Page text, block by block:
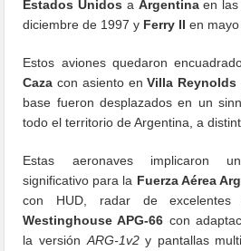
Estados Unidos a Argentinaen las
diciembre de 1997 y Ferry II en mayo
Estos aviones quedaron
Caza con asiento enVilla Reynolds
base fueron desplazados en un
todo el territorio de Argentina, a
Estas aeronaves implicaron
significativo para la Fuerza Aérea
con HUD, radar de excelentes
Westinghouse APG-66 con
la versión ARG-1v2y pantallas